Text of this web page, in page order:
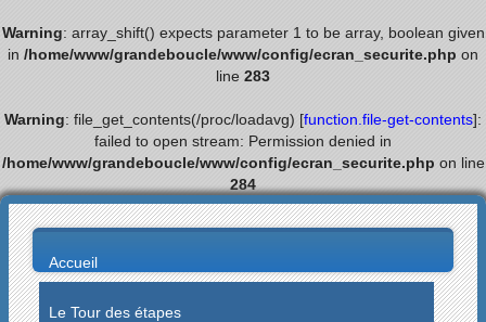
Warning: array_shift() expects parameter 1 to be array, boolean given
in /home/www/grandeboucle/www/config/ecran_securite.php on
line 283
Warning: file_get_contents(/proc/loadavg) [function.file-get-contents]:
failed to open stream: Permission denied in
/home/www/grandeboucle/www/config/ecran_securite.php on line
284
Accueil
Le Tour des étapes